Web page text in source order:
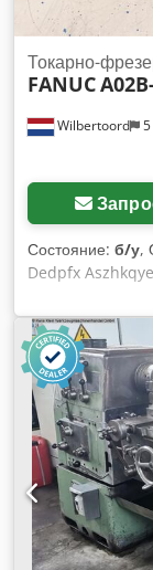
Wilbertoord
Токарно-
FANUC
Состояние: б/у,
Dedpfx